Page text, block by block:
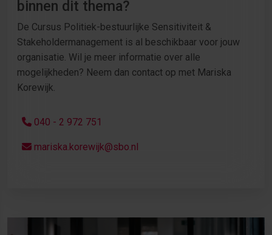
binnen dit thema?
De Cursus Politiek-bestuurlijke Sensitiviteit &
Stakeholdermanagement is al beschikbaar voor jouw
organisatie. Wil je meer informatie over alle
mogelijkheden? Neem dan contact op met Mariska
Korewijk.
040 - 2 972 751
mariska.korewijk@sbo.nl